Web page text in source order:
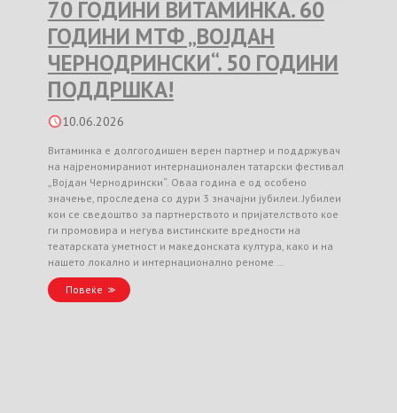
70 ГОДИНИ ВИТАМИНКА. 60
ГОДИНИ МТФ „ВОЈДАН
ЧЕРНОДРИНСКИ“. 50 ГОДИНИ
ПОДДРШКА!
10.06.2026
Витаминка е долгогодишен верен партнер и поддржувач
на најреномираниот интернационален татарски фестивал
„Војдан Чернодрински“. Оваа година е од особено
значење, проследена со дури 3 значајни јубилеи. Јубилеи
кои се сведоштво за партнерството и пријателството кое
ги промовира и негува вистинските вредности на
театарската уметност и македонската култура, како и на
нашето локално и интернационално реноме …
Повеќе